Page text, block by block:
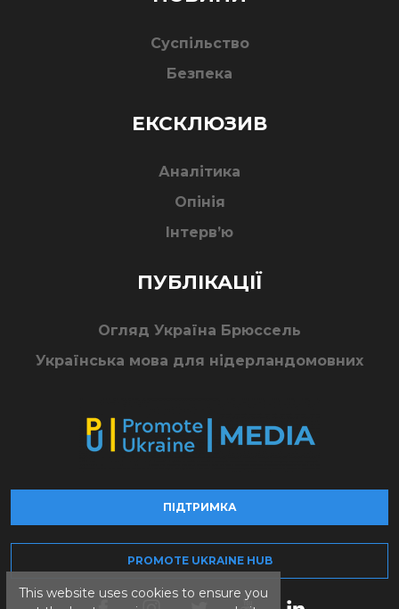
This website uses cookies to ensure you
Суспільство
Безпека
ЕКСКЛЮЗИВ
Аналітика
Опінія
Інтерв’ю
ПУБЛІКАЦІЇ
Огляд Україна Брюссель
Українська мова для нідерландомовних
ПІДТРИМКА
PROMOTE UKRAINE HUB